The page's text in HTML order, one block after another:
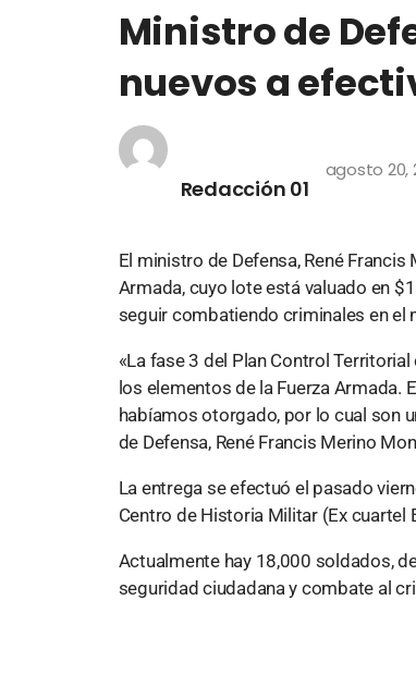
Ministro de
nuevos a
Redacción 01
agosto 20,
El ministro de Defensa, René
Armada, cuyo lote está valuado en
seguir combatiendo criminales en el
«La fase 3 del Plan Control
los elementos de la Fuerza
habíamos otorgado, por lo cual son
de Defensa, René Francis Merino
La entrega se efectuó el pasado
Centro de Historia Militar (Ex cuartel
Actualmente hay 18,000 soldados,
seguridad ciudadana y combate al